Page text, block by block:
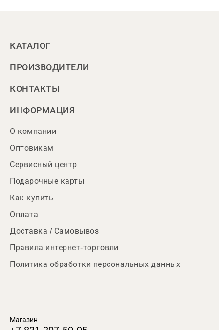
КАТАЛОГ
ПРОИЗВОДИТЕЛИ
КОНТАКТЫ
ИНФОРМАЦИЯ
О компании
Оптовикам
Сервисный центр
Подарочные карты
Как купить
Оплата
Доставка / Самовывоз
Правила интернет-торговли
Политика обработки персональных данных
Магазин